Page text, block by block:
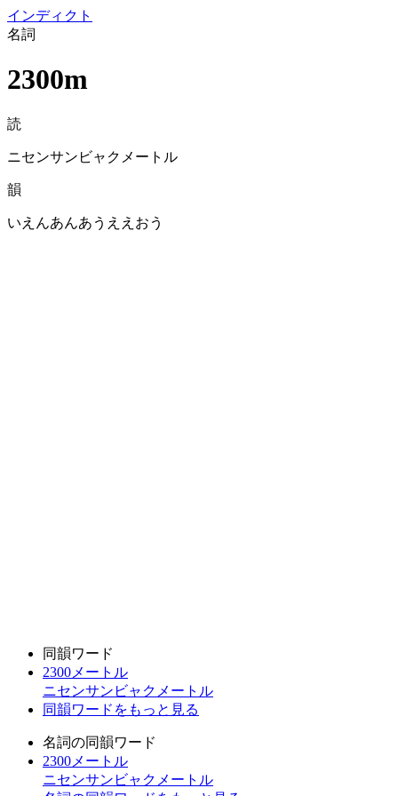
インディクト
名詞
2300m
読
ニセンサンビャクメートル
韻
いえんあんあうええおう
同韻ワード
2300メートル
ニセンサンビャクメートル
同韻ワードをもっと見る
名詞の同韻ワード
2300メートル
ニセンサンビャクメートル